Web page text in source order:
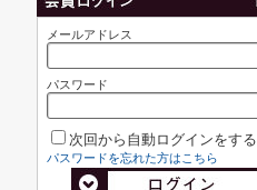
メールアドレス
パスワード
次回から自動ログインをする
パスワードを忘れた方はこちら